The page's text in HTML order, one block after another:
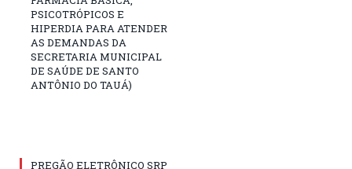
PSICOTRÓPICOS E
HIPERDIA PARA ATENDER
AS DEMANDAS DA
SECRETARIA MUNICIPAL
DE SAÚDE DE SANTO
ANTÔNIO DO TAUÁ)
PREGÃO ELETRÔNICO SRP